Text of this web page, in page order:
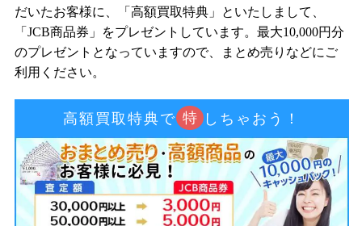
だいたお客様に、「高額買取特典」といたしまして、
「JCB商品券」をプレゼントしています。最大10,000円分
のプレゼントとなっていますので、まとめ売りなどにご
利用ください。
高額買取特典で 特 しちゃおう！